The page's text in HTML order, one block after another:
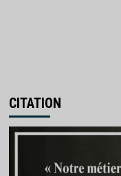
CITATION